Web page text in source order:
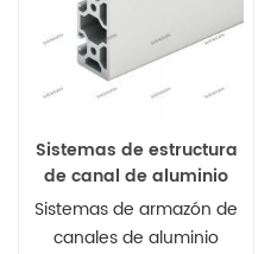
Sistemas de estructura
de canal de aluminio
extruido con ranura en T
Sistemas de armazón de
canales de aluminio